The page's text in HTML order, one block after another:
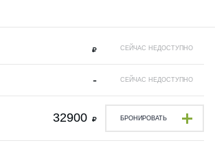
СЕЙЧАС НЕДОСТУПНО
- СЕЙЧАС НЕДОСТУПНО
32900 БРОНИРОВАТЬ